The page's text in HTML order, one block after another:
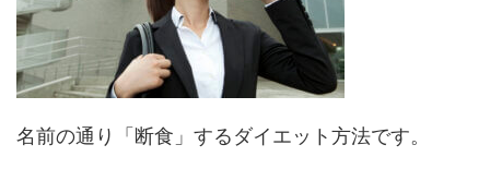
名前の通り「断食」するダイエット方法です。